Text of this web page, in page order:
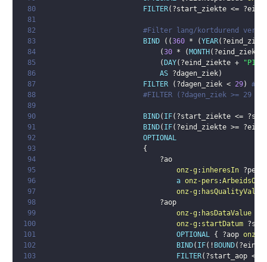
80
FILTER( ?start_ziekte <=
81
82
#Filter lang/kortdurend
83
BIND ( (360 * (YEAR(
84
(30 * ( MONTH ( ?eind_ziekte
85
( DAY( ?eind_ziekte + "P1D"
86
AS ?dagen_ziek)
87
FILTER ( ?dagen_ziek < 29)
88
#FILTER (?dagen_ziek >= 29 ||
89
90
BIND( IF( ?start_ziekte <=
91
BIND( IF( ?eind_ziekte >=
92
OPTIONAL
93
{
94
?ao
95
onz-g : inheresIn
96
a onz-pers :
97
onz-g : hasQualityValue
98
?aop
99
onz-g : hasDataValue
100
onz-g : startDatum
101
OPTIONAL { ?aop onz-g
102
BIND( IF( ! BOUND(
103
FILTER( ?start_aop <=